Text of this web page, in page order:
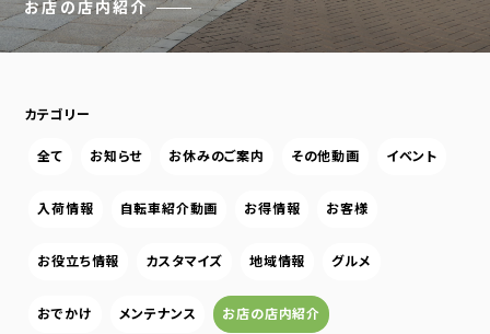
お店の店内紹介
カテゴリー
全て お知らせ お休みのご案内 その他動画 イベント
入荷情報 自転車紹介動画 お得情報 お客様
お役立ち情報 カスタマイズ 地域情報 グルメ
おでかけ メンテナンス お店の店内紹介